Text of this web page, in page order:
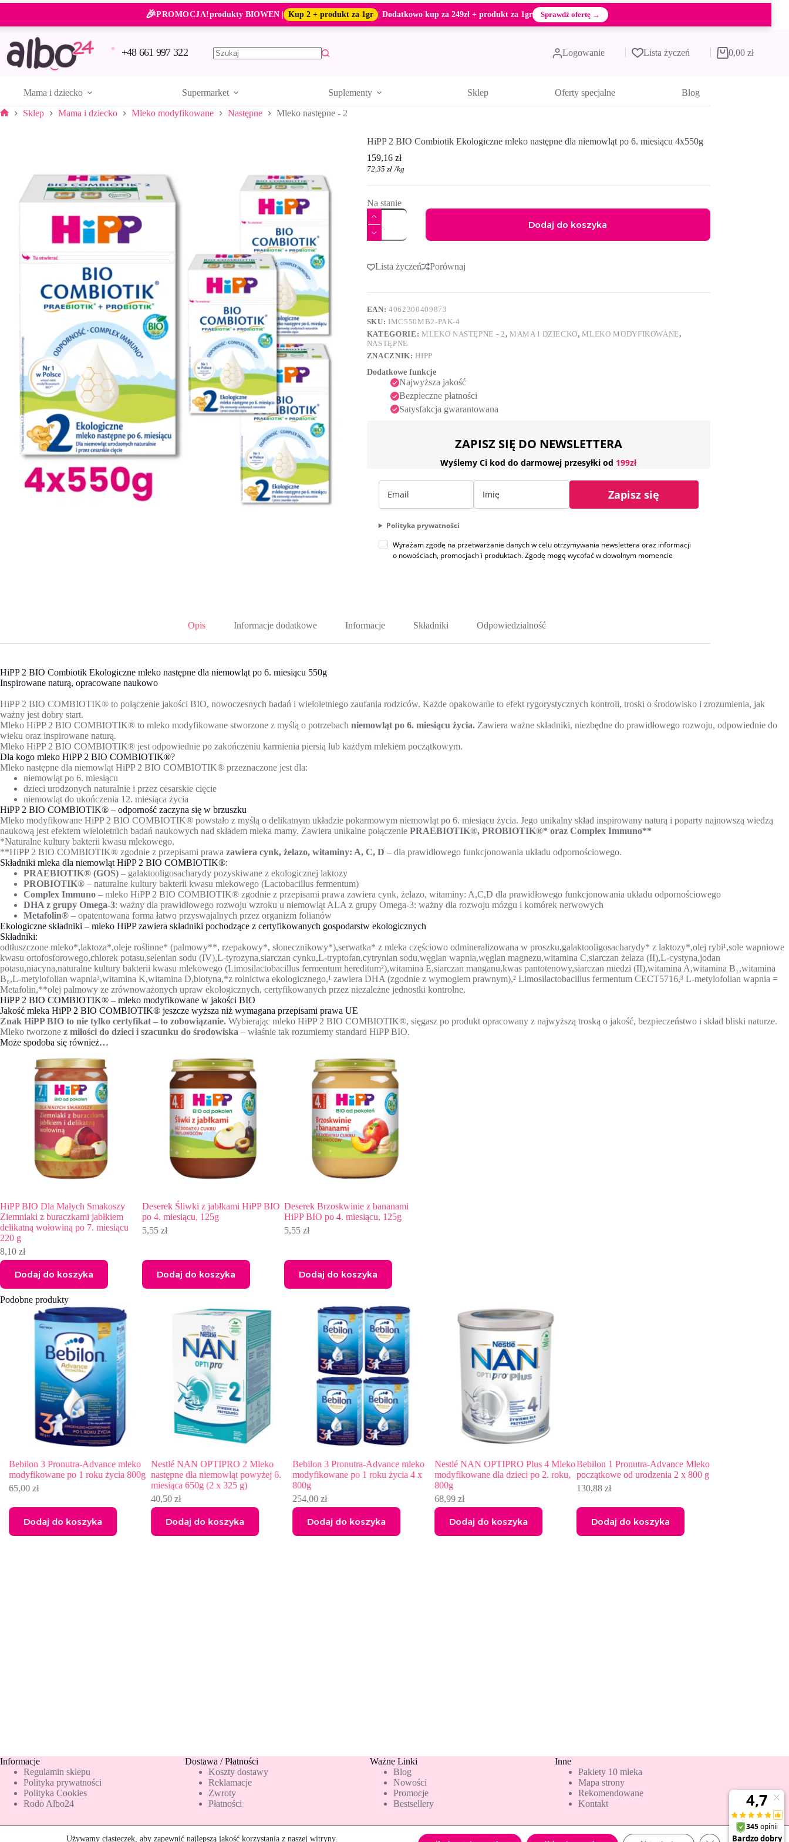
Przejdź
treści
🎉PROMOCJA!produkty BIOWEN | Kup 2 + produkt za 1gr | Dodatkowo kup za 249zł + produkt za 1gr Sprawdź ofertę →
+48 661 997 322 Logowanie Lista życzeń Koszyk
0,00 zł
Mama i dziecko Supermarket Suplementy Sklep Oferty specjalne Blog
Sklep Mama i dziecko Mleko modyfikowane Następne Mleko następne - 2
HiPP 2 BIO Combiotik Ekologiczne mleko następne dla niemowląt po 6. miesiącu 4x550g
159,16 zł
72,35 zł /kg
Na stanie
ilość
HiPP
BIO
Ekologiczne
mleko
dla
po
6.
miesiącu
4x550g
Dodaj do koszyka
t
a
t
i
v
e
Lista życzeń Porównaj
EAN:4062300409873
SKU: IMC550MB2-PAK-4
KATEGORIE: MLEKO NASTĘPNE - 2, MAMA I DZIECKO,MLEKO MODYFIKOWANE,
NASTĘPNE
ZNACZNIK:HIPP
Dodatkowe funkcje
Najwyższa jakość
Bezpieczne płatności
Satysfakcja gwarantowana
ZAPISZ SIĘ DO NEWSLETTERA
Wyślemy Ci kod do darmowej przesyłki od 199zł
Zapisz się
Polityka prywatności
Wyrażam zgodę na przetwarzanie danych w celu otrzymywania newslettera oraz informacji
o nowościach, promocjach i produktach. Zgodę mogę wycofać w dowolnym momencie
Opis Informacje dodatkowe Informacje Składniki Odpowiedzialność
HiPP 2 BIO Combiotik Ekologiczne mleko następne dla niemowląt po 6. miesiącu 550g
Inspirowane naturą, opracowane naukowo
HiPP 2 BIO COMBIOTIK® to połączenie jakości BIO, nowoczesnych badań i wieloletniego zaufania rodziców. Każde opakowanie to efekt rygorystycznych kontroli, troski o środowisko i zrozumienia, jak
ważny jest dobry start.
Mleko HiPP 2 BIO COMBIOTIK® to mleko modyfikowane stworzone z myślą o potrzebach niemowląt po 6. miesiącu życia. Zawiera ważne składniki, niezbędne do prawidłowego rozwoju, odpowiednie do
wieku oraz inspirowane naturą.
Mleko HiPP 2 BIO COMBIOTIK® jest odpowiednie po zakończeniu karmienia piersią lub każdym mlekiem początkowym.
Dla kogo mleko HiPP 2 BIO COMBIOTIK®?
Mleko następne dla niemowląt HiPP 2 BIO COMBIOTIK® przeznaczone jest dla:
niemowląt po 6. miesiącu
dzieci urodzonych naturalnie i przez cesarskie cięcie
niemowląt do ukończenia 12. miesiąca życia
HiPP 2 BIO COMBIOTIK® – odporność zaczyna się w brzuszku
Mleko modyfikowane HiPP 2 BIO COMBIOTIK® powstało z myślą o delikatnym układzie pokarmowym niemowląt po 6. miesiącu życia. Jego unikalny skład inspirowany naturą i poparty najnowszą wiedzą
naukową jest efektem wieloletnich badań naukowych nad składem mleka mamy. Zawiera unikalne połączenie PRAEBIOTIK®, PROBIOTIK®* oraz Complex Immuno**
*Naturalne kultury bakterii kwasu mlekowego.
**HiPP 2 BIO COMBIOTIK® zgodnie z przepisami prawa zawiera cynk, żelazo, witaminy: A, C, D – dla prawidłowego funkcjonowania układu odpornościowego.
Składniki mleka dla niemowląt HiPP 2 BIO COMBIOTIK®:
PRAEBIOTIK® (GOS) – galaktooligosacharydy pozyskiwane z ekologicznej laktozy
PROBIOTIK® – naturalne kultury bakterii kwasu mlekowego (Lactobacillus fermentum)
Complex Immuno – mleko HiPP 2 BIO COMBIOTIK® zgodnie z przepisami prawa zawiera cynk, żelazo, witaminy: A,C,D dla prawidłowego funkcjonowania układu odpornościowego
DHA z grupy Omega-3: ważny dla prawidłowego rozwoju wzroku u niemowląt ALA z grupy Omega-3: ważny dla rozwoju mózgu i komórek nerwowych
Metafolin® – opatentowana forma łatwo przyswajalnych przez organizm folianów
Ekologiczne składniki – mleko HiPP zawiera składniki pochodzące z certyfikowanych gospodarstw ekologicznych
Składniki:
odtłuszczone mleko*,laktoza*,oleje roślinne* (palmowy**, rzepakowy*, słonecznikowy*),serwatka* z mleka częściowo odmineralizowana w proszku,galaktooligosacharydy* z laktozy*,olej rybi¹,sole wapniowe
kwasu ortofosforowego,chlorek potasu,selenian sodu (IV),L-tyrozyna,siarczan cynku,L-tryptofan,cytrynian sodu,węglan wapnia,węglan magnezu,witamina C,siarczan żelaza (II),L-cystyna,jodan
potasu,niacyna,naturalne kultury bakterii kwasu mlekowego (Limosilactobacillus fermentum hereditum²),witamina E,siarczan manganu,kwas pantotenowy,siarczan miedzi (II),witamina A,witamina B₁,witamina
B₆,L-metylofolian wapnia³,witamina K,witamina D,biotyna,*z rolnictwa ekologicznego,¹ zawiera DHA (zgodnie z wymogiem prawnym),² Limosilactobacillus fermentum CECT5716,³ L-metylofolian wapnia =
Metafolin,**olej palmowy ze zrównoważonych upraw ekologicznych, certyfikowanych przez niezależne jednostki kontrolne.
HiPP 2 BIO COMBIOTIK® – mleko modyfikowane w jakości BIO
Jakość mleka HiPP 2 BIO COMBIOTIK® jeszcze wyższa niż wymagana przepisami prawa UE
Znak HiPP BIO to nie tylko certyfikat – to zobowiązanie. Wybierając mleko HiPP 2 BIO COMBIOTIK®, sięgasz po produkt opracowany z najwyższą troską o jakość, bezpieczeństwo i skład bliski naturze.
Mleko tworzone z miłości do dzieci i szacunku do środowiska – właśnie tak rozumiemy standard HiPP BIO.
Może spodoba się również…
HiPP BIO Dla Małych Smakoszy
Ziemniaki z buraczkami jabłkiem
delikatną wołowiną po 7. miesiącu
220 g
8,10 zł
Dodaj do koszyka
Deserek Śliwki z jabłkami HiPP BIO
po 4. miesiącu, 125g
5,55 zł
Dodaj do koszyka
Deserek Brzoskwinie z bananami
HiPP BIO po 4. miesiącu, 125g
5,55 zł
Dodaj do koszyka
Podobne produkty
Bebilon 3 Pronutra-Advance mleko
modyfikowane po 1 roku życia 800g
65,00zł
Dodaj do koszyka
Nestlé NAN OPTIPRO 2 Mleko
następne dla niemowląt powyżej 6.
miesiąca 650g (2 x 325 g)
40,50zł
Dodaj do koszyka
Bebilon 3 Pronutra-Advance mleko
modyfikowane po 1 roku życia 4 x
800g
254,00zł
Dodaj do koszyka
Nestlé NAN OPTIPRO Plus 4 Mleko
modyfikowane dla dzieci po 2. roku,
800g
68,99zł
Dodaj do koszyka
Bebilon 1 Pronutra-Advance Mleko
początkowe od urodzenia 2 x 800 g
130,88zł
Dodaj do koszyka
Informacje
Regulamin sklepu
Polityka prywatności
Polityka Cookies
Rodo Albo24
Dostawa / Płatności
Koszty dostawy
Reklamacje
Zwroty
Płatności
Ważne Linki
Blog
Nowości
Promocje
Bestsellery
Inne
Pakiety 10 mleka
Mapa strony
Rekomendowane
Kontakt
Używamy ciasteczek, aby zapewnić najlepszą jakość korzystania z naszej witryny.